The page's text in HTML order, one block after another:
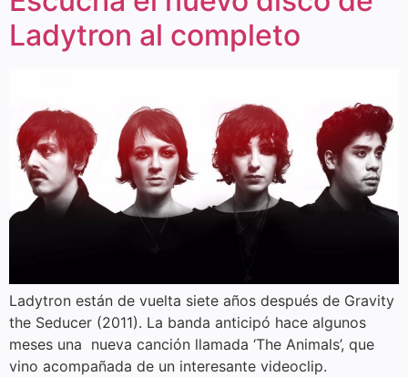
Ladytron al completo
Ladytron están de vuelta siete años después de Gravity
the Seducer (2011). La banda anticipó hace algunos
meses una nueva canción llamada ‘The Animals’, que
vino acompañada de un interesante videoclip.